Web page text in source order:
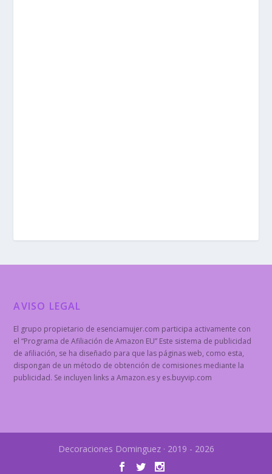
AVISO LEGAL
El grupo propietario de esenciamujer.com participa activamente con
el “Programa de Afiliación de Amazon EU” Este sistema de publicidad
de afiliación, se ha diseñado para que las páginas web, como esta,
dispongan de un método de obtención de comisiones mediante la
publicidad. Se incluyen links a Amazon.es y es.buyvip.com
Decoraciones Dominguez · 2019 - 2026